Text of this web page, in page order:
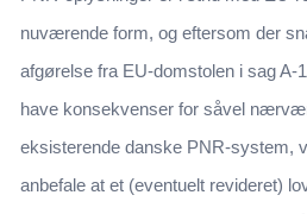
nuværende form, og eftersom der
afgørelse fra EU-domstolen i sag A-
have konsekvenser for såvel
eksisterende danske PNR-system,
anbefale at et (eventuelt revideret)